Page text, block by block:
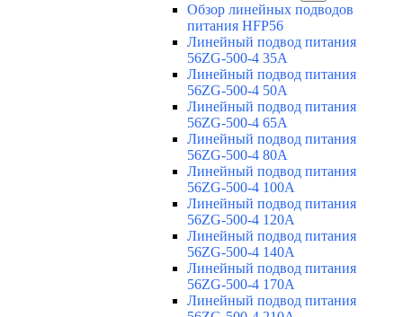
Обзор линейных подводов
питания HFP56
Линейный подвод питания
56ZG-500-4 35A
Линейный подвод питания
56ZG-500-4 50A
Линейный подвод питания
56ZG-500-4 65A
Линейный подвод питания
56ZG-500-4 80A
Линейный подвод питания
56ZG-500-4 100A
Линейный подвод питания
56ZG-500-4 120A
Линейный подвод питания
56ZG-500-4 140A
Линейный подвод питания
56ZG-500-4 170A
Линейный подвод питания